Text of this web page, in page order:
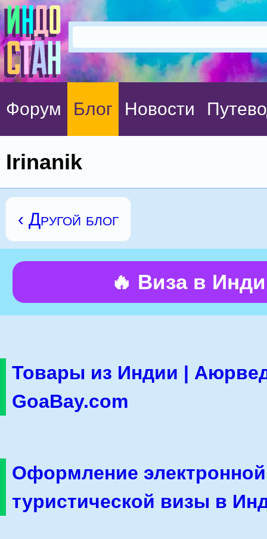
Форум Блог Новости
Irinanik
‹ Другой блог
🔥 Виза в
Товары из Индии |
GoaBay.com
Оформление электронной
туристической визы в